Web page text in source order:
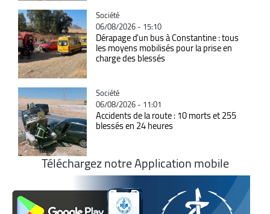
Catégorie
Société
06/08/2026 - 15:10
Dérapage d'un bus à Constantine : tous
les moyens mobilisés pour la prise en
charge des blessés
Catégorie
Société
06/08/2026 - 11:01
Accidents de la route : 10 morts et 255
blessés en 24 heures
Téléchargez notre Application mobile